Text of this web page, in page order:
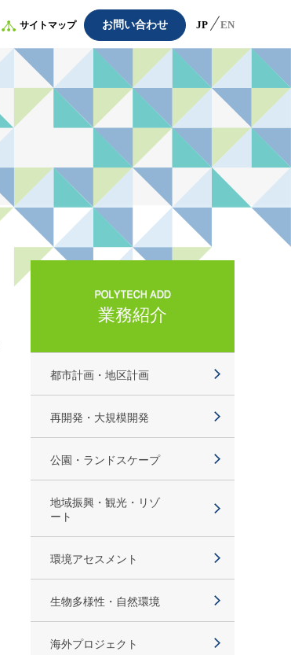
サイトマップ お問い合わせ JP EN
業務紹介
都市計画・地区計画
再開発・大規模開発
公園・ランドスケープ
地域振興・観光・リゾ
ート
環境アセスメント
生物多様性・自然環境
海外プロジェクト